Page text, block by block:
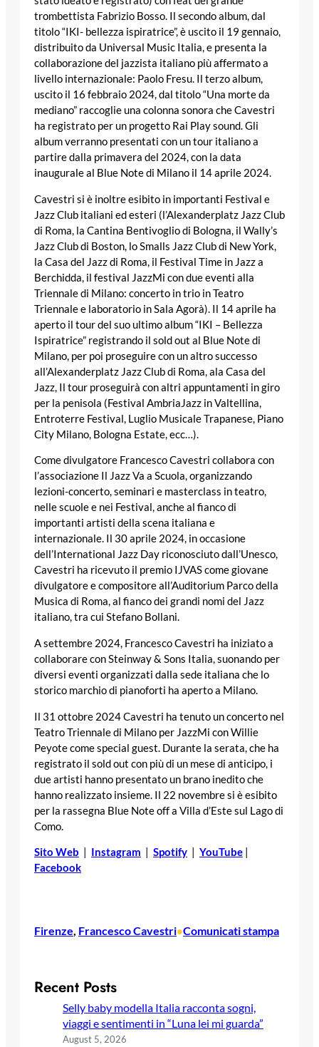
trombettista Fabrizio Bosso. Il secondo album, dal
titolo “IKI- bellezza ispiratrice”, è uscito il 19 gennaio,
distribuito da Universal Music Italia, e presenta la
collaborazione del jazzista italiano più affermato a
livello internazionale: Paolo Fresu. Il terzo album,
uscito il 16 febbraio 2024, dal titolo “Una morte da
mediano” raccoglie una colonna sonora che Cavestri
ha registrato per un progetto Rai Play sound. Gli
album verranno presentati con un tour italiano a
partire dalla primavera del 2024, con la data
inaugurale al Blue Note di Milano il 14 aprile 2024.
Cavestri si è inoltre esibito in importanti Festival e
Jazz Club italiani ed esteri (l’Alexanderplatz Jazz Club
di Roma, la Cantina Bentivoglio di Bologna, il Wally’s
Jazz Club di Boston, lo Smalls Jazz Club di New York,
la Casa del Jazz di Roma, il Festival Time in Jazz a
Berchidda, il festival JazzMi con due eventi alla
Triennale di Milano: concerto in trio in Teatro
Triennale e laboratorio in Sala Agorà). Il 14 aprile ha
aperto il tour del suo ultimo album “IKI – Bellezza
Ispiratrice” registrando il sold out al Blue Note di
Milano, per poi proseguire con un altro successo
all’Alexanderplatz Jazz Club di Roma, ala Casa del
Jazz, Il tour proseguirà con altri appuntamenti in giro
per la penisola (Festival AmbriaJazz in Valtellina,
Entroterre Festival, Luglio Musicale Trapanese, Piano
City Milano, Bologna Estate, ecc…).
Come divulgatore Francesco Cavestri collabora con
l’associazione Il Jazz Va a Scuola, organizzando
lezioni-concerto, seminari e masterclass in teatro,
nelle scuole e nei Festival, anche al fianco di
importanti artisti della scena italiana e
internazionale. Il 30 aprile 2024, in occasione
dell’International Jazz Day riconosciuto dall’Unesco,
Cavestri ha ricevuto il premio IJVAS come giovane
divulgatore e compositore all’Auditorium Parco della
Musica di Roma, al fianco dei grandi nomi del Jazz
italiano, tra cui Stefano Bollani.
A settembre 2024, Francesco Cavestri ha iniziato a
collaborare con Steinway & Sons Italia, suonando per
diversi eventi organizzati dalla sede italiana che lo
storico marchio di pianoforti ha aperto a Milano.
Il 31 ottobre 2024 Cavestri ha tenuto un concerto nel
Teatro Triennale di Milano per JazzMi con Willie
Peyote come special guest. Durante la serata, che ha
registrato il sold out con più di un mese di anticipo, i
due artisti hanno presentato un brano inedito che
hanno realizzato insieme. Il 22 novembre si è esibito
per la rassegna Blue Note off a Villa d’Este sul Lago di
Como.
Sito Web Instagram Spotify YouTube
Facebook
Firenze, Francesco Cavestri•Comunicati stampa
Recent Posts
Selly baby modella Italia racconta sogni,
viaggi e sentimenti in “Luna lei mi guarda”
August 5, 2026